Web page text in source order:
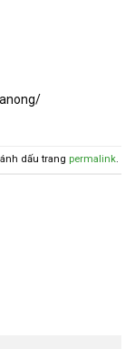
dấu trang permalink.